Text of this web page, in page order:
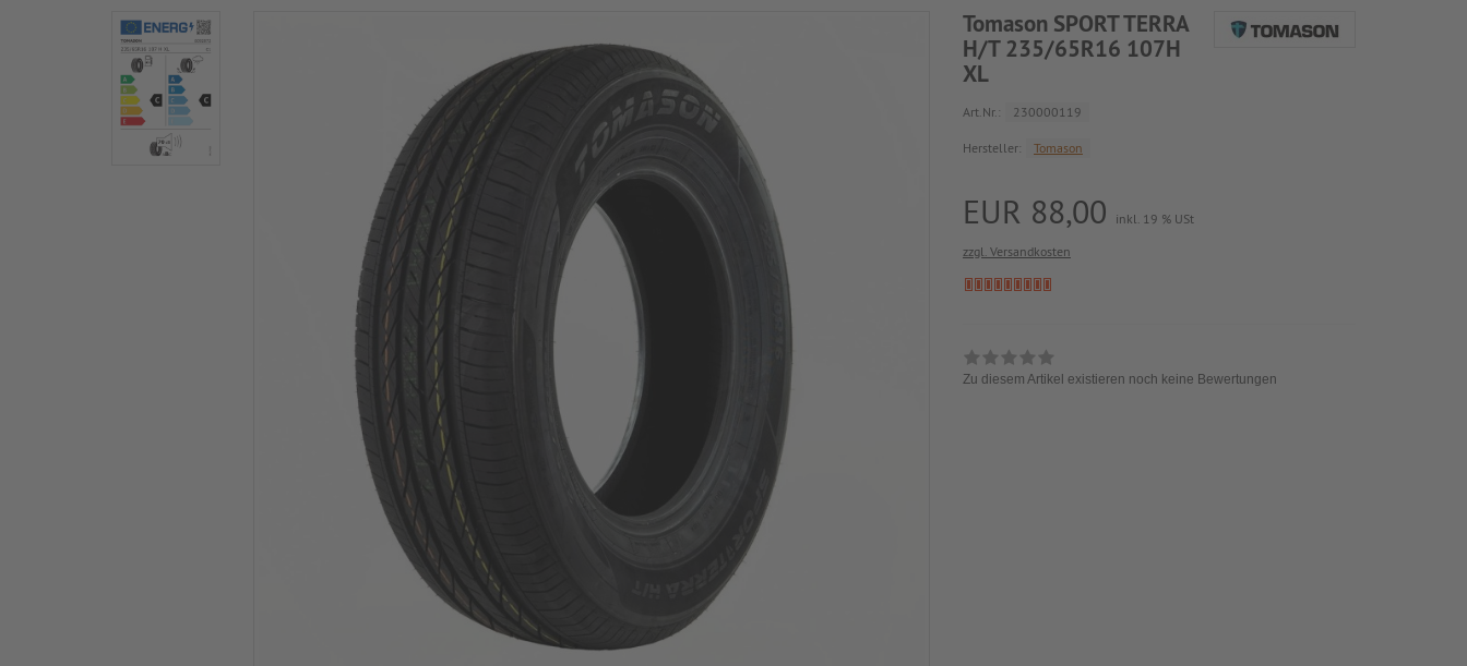
Tomason SPORT TERRA
H/T 235/65R16 107H
XL
Art.Nr.: 230000119
Hersteller: Tomason
EUR 88,00
inkl. 19 % USt
zzgl. Versandkosten
Zu diesem Artikel existieren noch keine Bewertungen